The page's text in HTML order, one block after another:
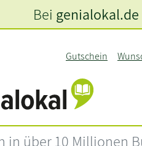
Gutschein
Bei genialokal.de